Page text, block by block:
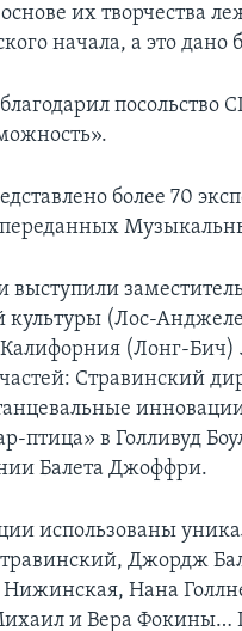
их творчества
начала, а это дано
посольство
более 70
выступили
культуры (Лос-
Калифорния (Лонг-
Стравинский
птица» в Голливуд
Балета Джоффри.
использованы
Джордж
Нижинская, Нана
и Вера Фокины…